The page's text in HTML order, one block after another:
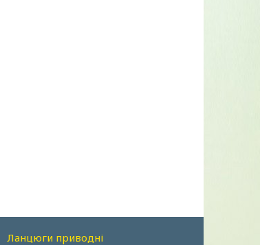
Ланцюги приводні